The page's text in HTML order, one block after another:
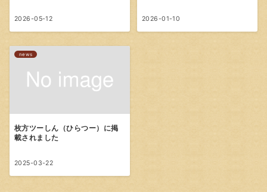
2026-05-12 2026-01-10
news
枚方ツーしん（ひらつー）に掲
載されました
2025-03-22